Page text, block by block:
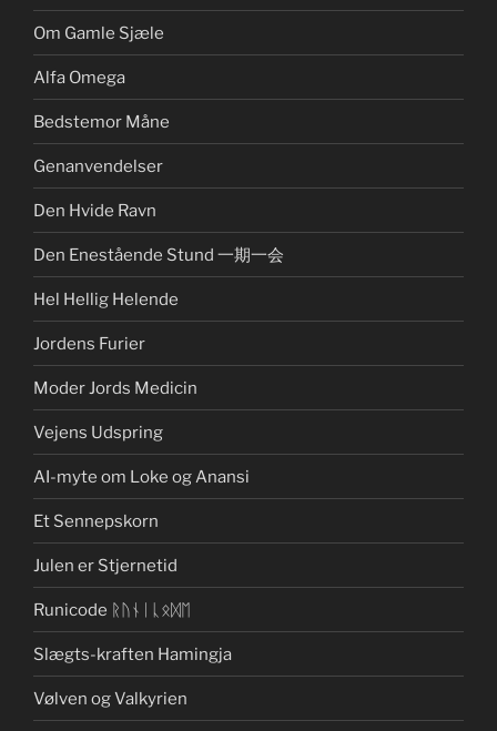
Om Gamle Sjæle
Alfa Omega
Bedstemor Måne
Genanvendelser
Den Hvide Ravn
Den Enestående Stund 一期一会
Hel Hellig Helende
Jordens Furier
Moder Jords Medicin
Vejens Udspring
AI-myte om Loke og Anansi
Et Sennepskorn
Julen er Stjernetid
Runicode ᚱᚢᚾᛁᚳᛟᛞᛖ
Slægts-kraften Hamingja
Vølven og Valkyrien